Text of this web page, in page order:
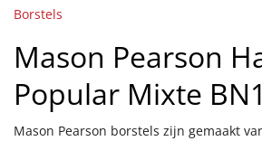
Borstels
Mason Pearson
Popular Mixte BN1
Mason Pearson borstels zijn gemaakt